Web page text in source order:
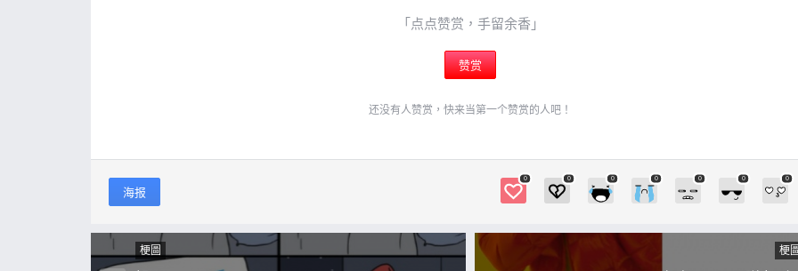
「点点赞赏，手留余香」
赞赏
还没有人赞赏，快来当第一个赞赏的人吧！
海报
0 0 0 0 0 0 0
梗圖 梗